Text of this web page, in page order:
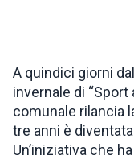
WEBCAM
CONTATTI
A quindici giorni
invernale di “Sport
comunale rilancia
tre anni è
Un’iniziativa che